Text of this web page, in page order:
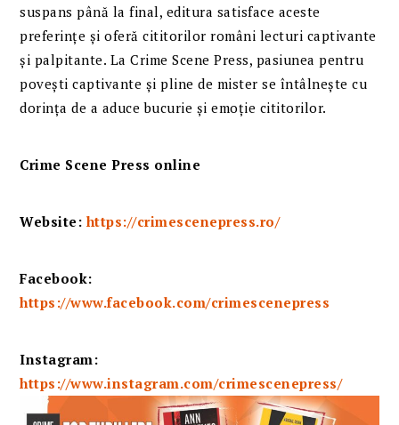
suspans până la final, editura satisface aceste
preferințe și oferă cititorilor români lecturi captivante
și palpitante. La Crime Scene Press, pasiunea pentru
povești captivante și pline de mister se întâlnește cu
dorința de a aduce bucurie și emoție cititorilor.
Crime Scene Press online
Website: https://crimescenepress.ro/
Facebook:
https://www.facebook.com/crimescenepress
Instagram:
https://www.instagram.com/crimescenepress/